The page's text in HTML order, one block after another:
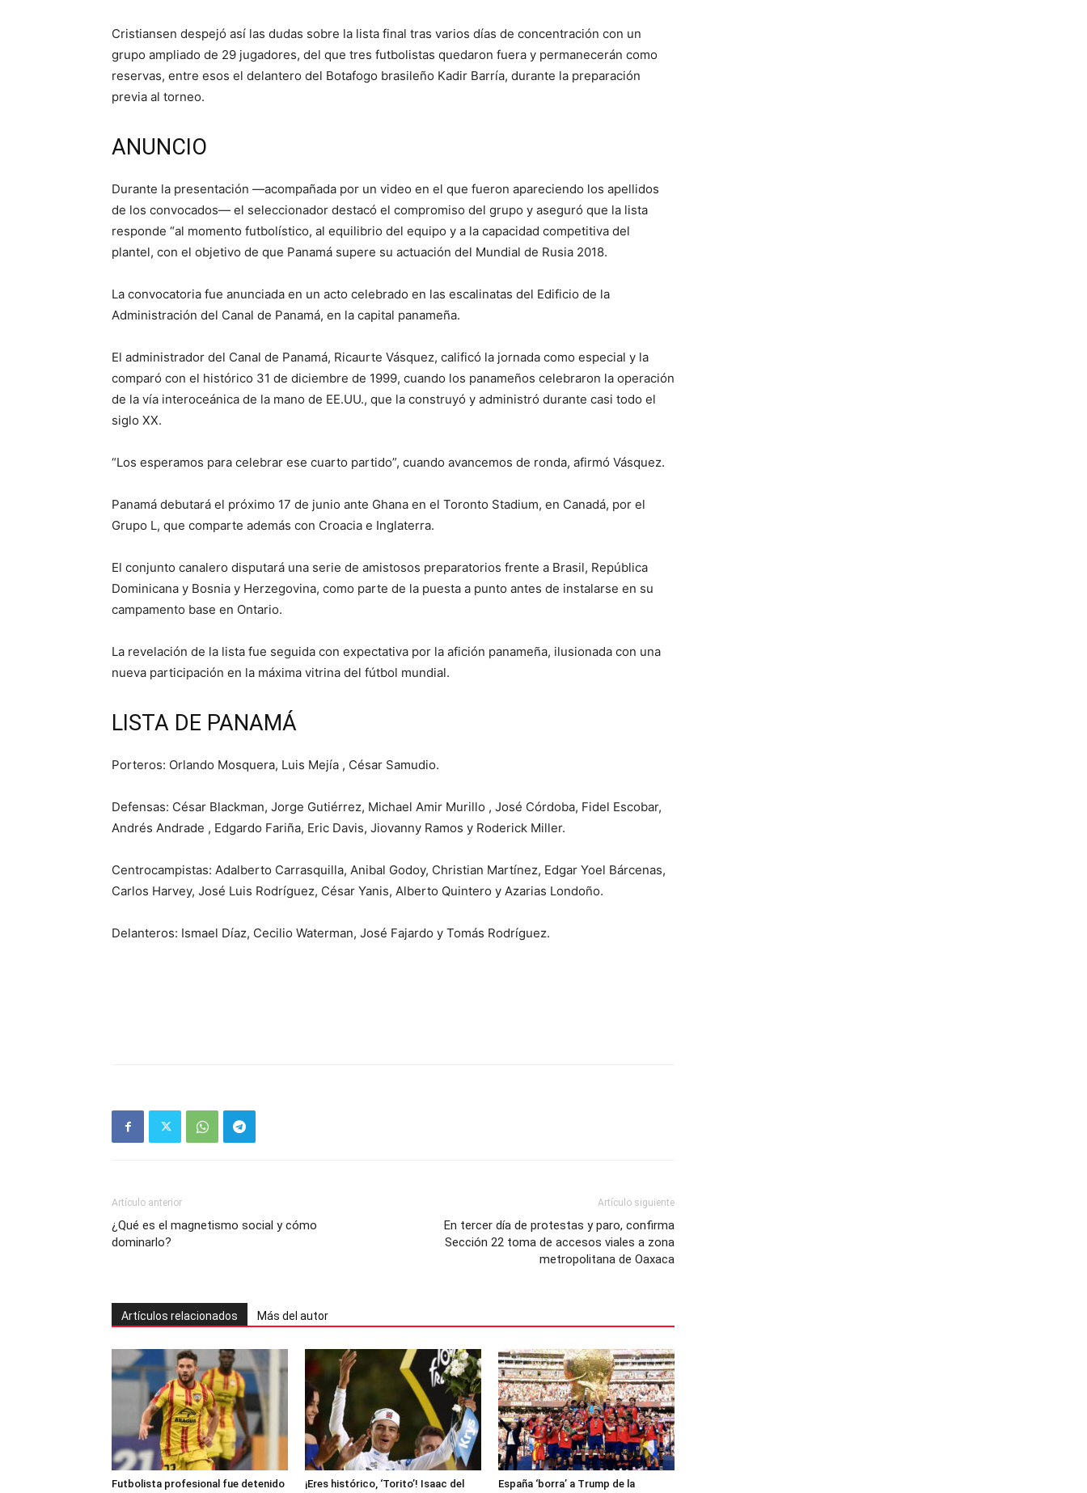
Cristiansen despejó así las dudas sobre la lista final tras varios días de concentración con un
grupo ampliado de 29 jugadores, del que tres futbolistas quedaron fuera y permanecerán como
reservas, entre esos el delantero del Botafogo brasileño Kadir Barría, durante la preparación
previa al torneo.
ANUNCIO
Durante la presentación —acompañada por un video en el que fueron apareciendo los apellidos
de los convocados— el seleccionador destacó el compromiso del grupo y aseguró que la lista
responde “al momento futbolístico, al equilibrio del equipo y a la capacidad competitiva del
plantel, con el objetivo de que Panamá supere su actuación del Mundial de Rusia 2018.
La convocatoria fue anunciada en un acto celebrado en las escalinatas del Edificio de la
Administración del Canal de Panamá, en la capital panameña.
El administrador del Canal de Panamá, Ricaurte Vásquez, calificó la jornada como especial y la
comparó con el histórico 31 de diciembre de 1999, cuando los panameños celebraron la operación
de la vía interoceánica de la mano de EE.UU., que la construyó y administró durante casi todo el
siglo XX.
“Los esperamos para celebrar ese cuarto partido”, cuando avancemos de ronda, afirmó Vásquez.
Panamá debutará el próximo 17 de junio ante Ghana en el Toronto Stadium, en Canadá, por el
Grupo L, que comparte además con Croacia e Inglaterra.
El conjunto canalero disputará una serie de amistosos preparatorios frente a Brasil, República
Dominicana y Bosnia y Herzegovina, como parte de la puesta a punto antes de instalarse en su
campamento base en Ontario.
La revelación de la lista fue seguida con expectativa por la afición panameña, ilusionada con una
nueva participación en la máxima vitrina del fútbol mundial.
LISTA DE PANAMÁ
Porteros: Orlando Mosquera, Luis Mejía , César Samudio.
Defensas: César Blackman, Jorge Gutiérrez, Michael Amir Murillo , José Córdoba, Fidel Escobar,
Andrés Andrade , Edgardo Fariña, Eric Davis, Jiovanny Ramos y Roderick Miller.
Centrocampistas: Adalberto Carrasquilla, Anibal Godoy, Christian Martínez, Edgar Yoel Bárcenas,
Carlos Harvey, José Luis Rodríguez, César Yanis, Alberto Quintero y Azarias Londoño.
Delanteros: Ismael Díaz, Cecilio Waterman, José Fajardo y Tomás Rodríguez.
Artículo anterior
¿Qué es el magnetismo social y cómo
dominarlo?
Artículo siguiente
En tercer día de protestas y paro, confirma
Sección 22 toma de accesos viales a zona
metropolitana de Oaxaca
Artículos relacionados Más del autor
Futbolista profesional fue detenido ¡Eres histórico, ‘Torito’! Isaac del España ‘borra’ a Trump de la